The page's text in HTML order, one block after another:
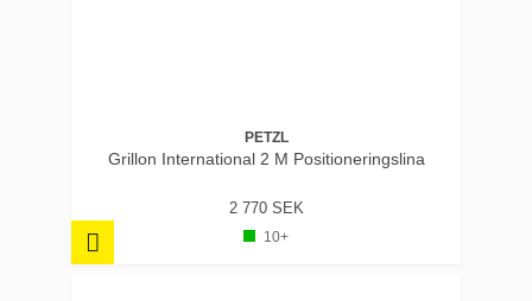
PETZL
Grillon International 2 M Positioneringslina
2 770 SEK
10+